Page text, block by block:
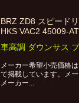
BRZ ZD8 スピード
HKS VAC2 45009-
車高調 ダウンサス
メーカー希望小売価格
て掲載しています。メー
メーカー...